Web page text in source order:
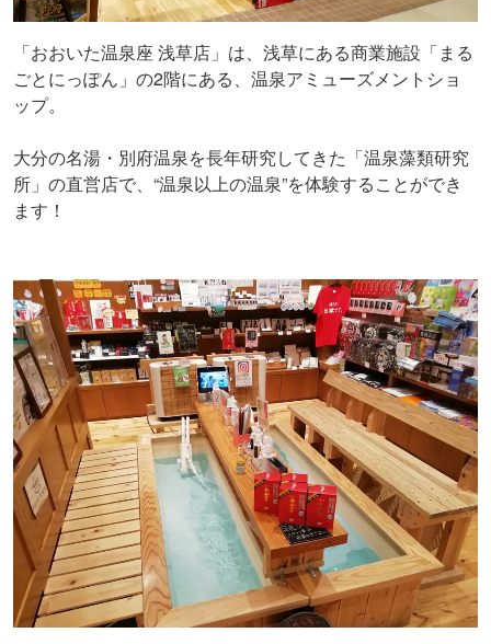
「おおいた温泉座 浅草店」は、浅草にある商業施設「まる
ごとにっぽん」の2階にある、温泉アミューズメントショ
ップ。
大分の名湯・別府温泉を長年研究してきた「温泉藻類研究
所」の直営店で、“温泉以上の温泉”を体験することができ
ます！